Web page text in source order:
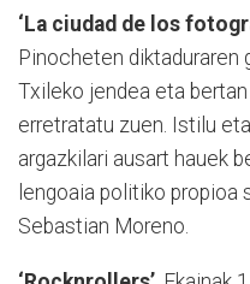
‘La ciudad de los
Pinocheten diktaduraren
Txileko jendea eta
erretratatu zuen. Istilu
argazkilari ausart hauek
lengoaia politiko propioa
Sebastian Moreno.